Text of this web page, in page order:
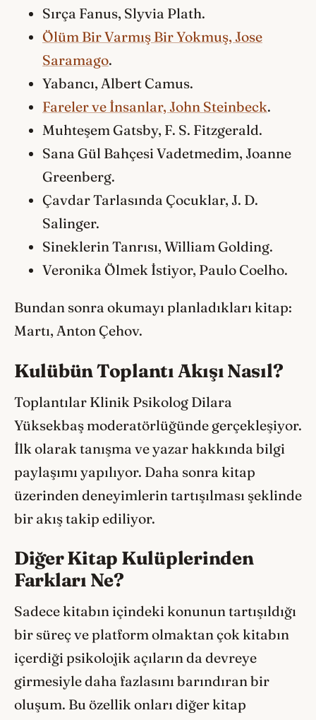
Sırça Fanus, Slyvia Plath.
Ölüm Bir Varmış Bir Yokmuş, Jose
Saramago.
Yabancı, Albert Camus.
Fareler ve İnsanlar, John Steinbeck.
Muhteşem Gatsby, F. S. Fitzgerald.
Sana Gül Bahçesi Vadetmedim, Joanne
Greenberg.
Çavdar Tarlasında Çocuklar, J. D.
Salinger.
Sineklerin Tanrısı, William Golding.
Veronika Ölmek İstiyor, Paulo Coelho.
Bundan sonra okumayı planladıkları kitap:
Martı, Anton Çehov.
Kulübün Toplantı Akışı Nasıl?
Toplantılar Klinik Psikolog Dilara
Yüksekbaş moderatörlüğünde gerçekleşiyor.
İlk olarak tanışma ve yazar hakkında bilgi
paylaşımı yapılıyor. Daha sonra kitap
üzerinden deneyimlerin tartışılması şeklinde
bir akış takip ediliyor.
Diğer Kitap Kulüplerinden
Farkları Ne?
Sadece kitabın içindeki konunun tartışıldığı
bir süreç ve platform olmaktan çok kitabın
içerdiği psikolojik açıların da devreye
girmesiyle daha fazlasını barındıran bir
oluşum. Bu özellik onları diğer kitap